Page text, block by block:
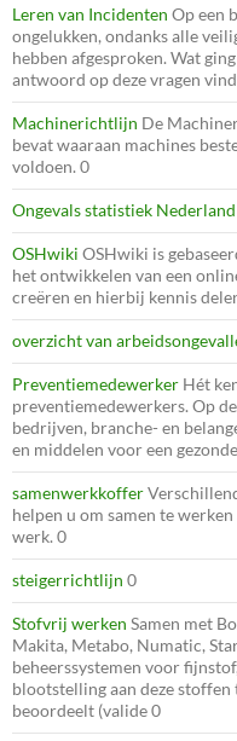
Leren van Incidenten Op een
ongelukken, ondanks alle
hebben afgesproken. Wat
antwoord op deze vragen
Machinerichtlijn De
bevat waaraan machines
voldoen. 0
Ongevals statistiek Nederland
OSHwiki OSHwiki is
het ontwikkelen van een
creëren en hierbij kennis
overzicht van
Preventiemedewerker Hét
preventiemedewerkers. Op
bedrijven, branche- en
en middelen voor een
samenwerkkoffer
helpen u om samen te
werk. 0
steigerrichtlijn 0
Stofvrij werken Samen met
Makita, Metabo, Numatic,
beheerssystemen voor
blootstelling aan deze
beoordeelt (valide 0